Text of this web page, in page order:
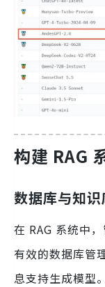
构建 RAG
数据库与知
在 RAG 系统中
有效的数据库管
息支持生成模型